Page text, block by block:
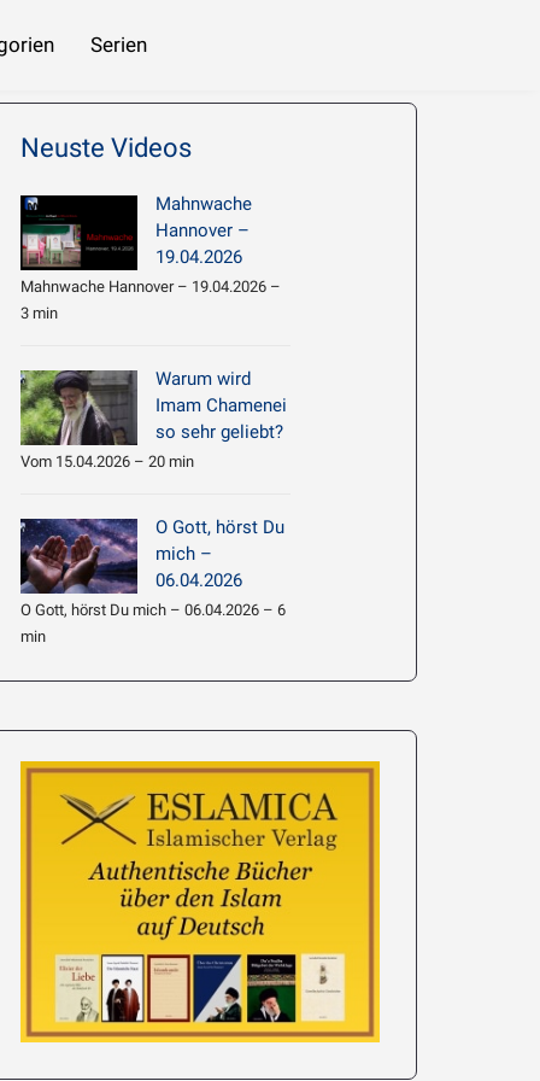
Serien
–
Imam Chamene’i: Hadith
meisten Wissen beziehen
Neuste Videos
Mahnwache
Hannover –
19.04.2026
Mahnwache Hannover – 19.04.2026 –
3 min
Warum wird
Imam Chamenei
so sehr geliebt?
Vom 15.04.2026 – 20 min
O Gott, hörst Du
mich –
06.04.2026
O Gott, hörst Du mich – 06.04.2026 – 6
min